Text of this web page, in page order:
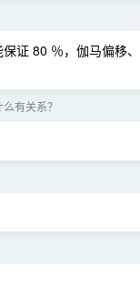
证 80 ％，伽马偏移
有关系？